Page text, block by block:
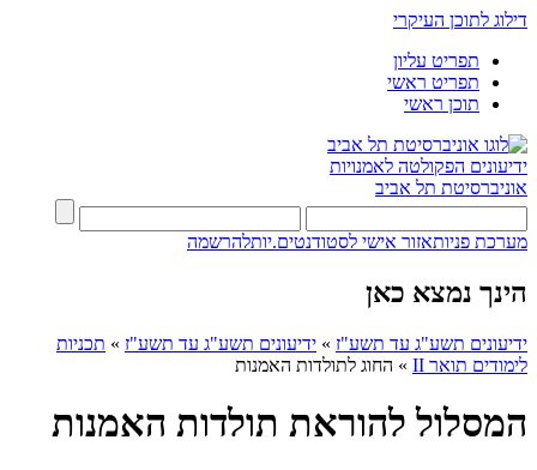
דילוג לתוכן העיקרי
תפריט עליון
תפריט ראשי
תוכן ראשי
ידיעונים הפקולטה לאמנויות
אוניברסיטת תל אביב
מערכת פניותאזור אישי לסטודנטים.יותלהרשמה
הינך נמצא כאן
ידיעונים תשע"ג עד תשע"ז » ידיעונים תשע"ג עד תשע"ז » תכניות
לימודים תואר II
» החוג לתולדות האמנות
המסלול להוראת תולדות האמנות